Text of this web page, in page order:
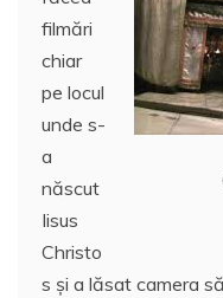
b
o
k
filmări
chiar
pe locul
unde s-
a
născut
Iisus
Christo
s şi a lăsat camera